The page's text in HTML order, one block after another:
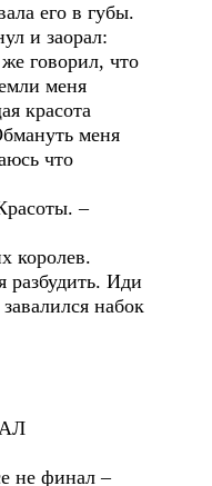
его в губы.
и заорал:
говорил, что
меня
красота
меня
что
–
королев.
Иди
набок
не финал –